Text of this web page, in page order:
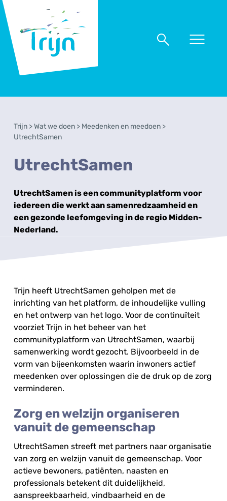
Trijn
Naar
Naar
Trijn >Wat we doen > Meedenken en meedoen >
UtrechtSamen
UtrechtSamen
UtrechtSamen is een communityplatform voor
iedereen die werkt aan samenredzaamheid en
een gezonde leefomgeving in de regio Midden-
Nederland.
Trijn heeft UtrechtSamen geholpen met de
inrichting van het platform, de inhoudelijke vulling
en het ontwerp van het logo. Voor de continuïteit
voorziet Trijn in het beheer van het
communityplatform van UtrechtSamen, waarbij
samenwerking wordt gezocht. Bijvoorbeeld in de
vorm van bijeenkomsten waarin inwoners actief
meedenken over oplossingen die de druk op de zorg
verminderen.
Zorg en welzijn organiseren
vanuit de gemeenschap
UtrechtSamen streeft met partners naar organisatie
van zorg en welzijn vanuit de gemeenschap. Voor
actieve bewoners, patiënten, naasten en
professionals betekent dit duidelijkheid,
aanspreekbaarheid, vindbaarheid en de